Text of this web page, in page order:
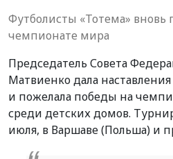
Футболисты «Тотема» вновь
чемпионате мира
Председатель Совета
Матвиенко дала
и пожелала победы на
среди детских домов.
июля, в Варшаве (Польша) и